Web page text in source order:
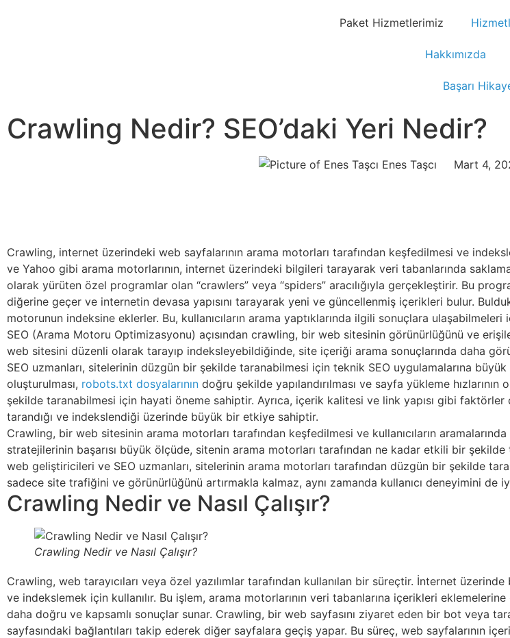
Paket Hizmetlerimiz
Hakkımızda
Başarı
Crawling Nedir? SEO’daki Yeri Nedir?
Enes Taşcı Mart 4,
Crawling, internet üzerindeki web sayfalarının arama motorları tarafından keşfedilmesi ve
ve Yahoo gibi arama motorlarının, internet üzerindeki bilgileri tarayarak veri tabanlarında
olarak yürüten özel programlar olan “crawlers” veya “spiders” aracılığıyla gerçekleştirir. Bu
diğerine geçer ve internetin devasa yapısını tarayarak yeni ve güncellenmiş içerikleri bulur.
motorunun indeksine eklerler. Bu, kullanıcıların arama yaptıklarında ilgili sonuçlara ulaşabilmeleri
SEO (Arama Motoru Optimizasyonu) açısından crawling, bir web sitesinin görünürlüğünü ve
web sitesini düzenli olarak tarayıp indeksleyebildiğinde, site içeriği arama sonuçlarında daha
SEO uzmanları, sitelerinin düzgün bir şekilde taranabilmesi için teknik SEO uygulamalarına
oluşturulması, robots.txt dosyalarının doğru şekilde yapılandırılması ve sayfa yükleme
şekilde taranabilmesi için hayati öneme sahiptir. Ayrıca, içerik kalitesi ve link yapısı gibi faktörler
tarandığı ve indekslendiği üzerinde büyük bir etkiye sahiptir.
Crawling, bir web sitesinin arama motorları tarafından keşfedilmesi ve kullanıcıların
stratejilerinin başarısı büyük ölçüde, sitenin arama motorları tarafından ne kadar etkili bir şekilde
web geliştiricileri ve SEO uzmanları, sitelerinin arama motorları tarafından düzgün bir şekilde
sadece site trafiğini ve görünürlüğünü artırmakla kalmaz, aynı zamanda kullanıcı deneyimini de
Crawling Nedir ve Nasıl Çalışır?
Crawling Nedir ve Nasıl Çalışır?
Crawling, web tarayıcıları veya özel yazılımlar tarafından kullanılan bir süreçtir. İnternet
ve indekslemek için kullanılır. Bu işlem, arama motorlarının veri tabanlarına içerikleri eklemelerine
daha doğru ve kapsamlı sonuçlar sunar. Crawling, bir web sayfasını ziyaret eden bir bot veya
sayfasındaki bağlantıları takip ederek diğer sayfalara geçiş yapar. Bu süreç, web sayfalarının